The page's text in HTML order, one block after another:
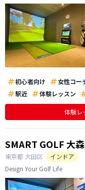
初心者向け
女性コー
駅近
体験レッスン
体験レ
SMART GOLF 大
東京都 大田区
インドア
Design Your Golf Life